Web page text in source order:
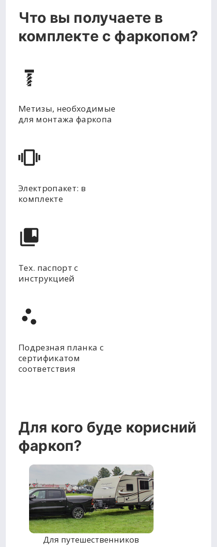
Что вы получаете в
комплекте с фаркопом?
Метизы, необходимые
для монтажа фаркопа
Электропакет: в
комплекте
Тех. паспорт с
инструкцией
Подрезная планка с
сертификатом
соответствия
Для кого буде корисний
фаркоп?
Для путешественников